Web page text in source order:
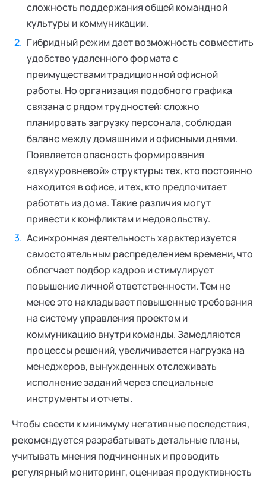
сложность поддержания общей командной
культуры и коммуникации.
Гибридный режим дает возможность совместить
удобство удаленного формата с
преимуществами традиционной офисной
работы. Но организация подобного графика
связана с рядом трудностей: сложно
планировать загрузку персонала, соблюдая
баланс между домашними и офисными днями.
Появляется опасность формирования
«двухуровневой» структуры: тех, кто постоянно
находится в офисе, и тех, кто предпочитает
работать из дома. Такие различия могут
привести к конфликтам и недовольству.
Асинхронная деятельность характеризуется
самостоятельным распределением времени, что
облегчает подбор кадров и стимулирует
повышение личной ответственности. Тем не
менее это накладывает повышенные требования
на систему управления проектом и
коммуникацию внутри команды. Замедляются
процессы решений, увеличивается нагрузка на
менеджеров, вынужденных отслеживать
исполнение заданий через специальные
инструменты и отчеты.
Чтобы свести к минимуму негативные последствия,
рекомендуется разрабатывать детальные планы,
учитывать мнения подчиненных и проводить
регулярный мониторинг, оценивая продуктивность